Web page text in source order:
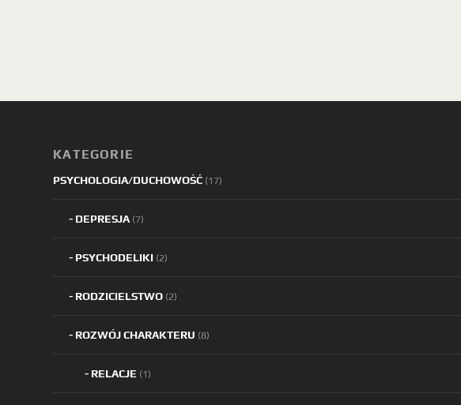
KATEGORIE
PSYCHOLOGIA/DUCHOWOŚĆ (17)
DEPRESJA(7)
PSYCHODELIKI (2)
RODZICIELSTWO (2)
ROZWÓJ CHARAKTERU (8)
RELACJE (1)